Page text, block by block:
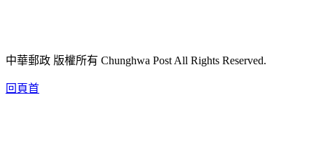
中華郵政 版權所有 Chunghwa Post All Rights Reserved.
回頁首